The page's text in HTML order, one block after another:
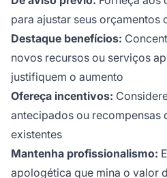
para ajustar seus orçamentos
Destaque benefícios:
novos recursos ou serviços
justifiquem o aumento
Ofereça incentivos:
antecipados ou recompensas
existentes
Mantenha profissionalismo:
apologética que mina o valor